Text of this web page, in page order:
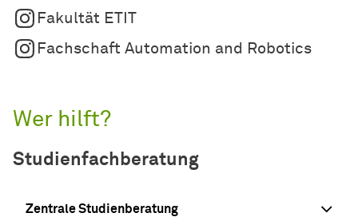
Fakultät ETIT
Fachschaft Automation and Robotics
Wer hilft?
Studienfachberatung
Zentrale Studienberatung